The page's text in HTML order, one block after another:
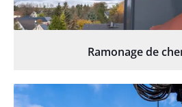
Ramonage de